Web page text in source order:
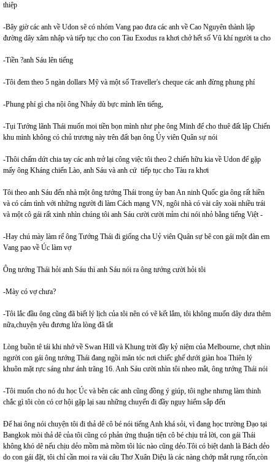
thiệp
-Bây giờ các anh về Udon sẽ có nhóm Vang pao đưa các anh về Cao Nguyên thành lập
đường dây xâm nhập và tiếp tục cho con Tàu Exodus ra khơi chở hết số Vũ khí người ta cho
-Tiền ?anh Sáu lên tiếng
-Tôi đem theo 5 ngàn dollars Mỹ và một số Traveller's cheque các anh đừng phung phí
-Phung phí gì cha nội ông Nhảy dù bực mình lên tiếng,
-Tụi Tướng lãnh Thái muốn moi tiền bọn mình như phe ông Minh để cho thuê đất lập Chiến
khu mình không có chủ trương này trên đất bạn ông Ủy viên Quân sự nói
-Thôi chấm dứt chia tay các anh trở lại công việc tôi theo 2 chiến hữu kia về Udon để gặp
mấy ông Kháng chiến Lào, anh Sáu và anh cứ tiếp tục cho Tàu ra khơi
Tôi theo anh Sáu đến nhà một ông tướng Thái trong ủy ban An ninh Quốc gia ông rất hiền
và có cảm tình với những người đi làm Cách mạng VN, ngôi nhà có vài cây xoài nhiều trái
và một cô gái rất xinh nhìn chúng tôi anh Sáu cười cười mỉm chi nói nhỏ bằng tiếng Việt -
-Hay chú mày làm rể ông Tướng Thái đi giống cha Uỷ viên Quân sự bê con gái một đàn em
Vang pao về Úc làm vợ
Ông tướng Thái hỏi anh Sáu thì anh Sáu nói ra ông tướng cười hỏi tôi
-Mày có vợ chưa?
-Tôi lắc đầu ông cũng đã biết lý lịch của tôi nên có vẽ kết lắm, tôi không muốn dây dưa thêm
nữa,chuyện yêu đương lửa lòng đã tắt
Lòng buồn tê tái khi nhớ về Swan Hill và Khung trời đầy kỷ niệm của Melbourne, chợt nhìn
người con gái ông tướng Thái đang ngồi măn tóc nơi chiếc ghế dưới giàn hoa Thiên lý
khuôn mặt rực sáng như ánh trăng 16. Anh Sáu cười nhìn tôi nheo mắt, ông tướng Thái nói
-Tôi muốn cho nó du học Úc và bên các anh cũng đồng ý giúp, tôi nghe nhưng làm thinh
chắc gì tôi còn có cơ hội gặp lại sau những chuyến đi đầy nguy hiểm sắp đến
Để hai ông nói chuyện tôi đi thả dê cô bé nói tiếng Anh khá sỏi, vì đang học trường Đạo tại
Bangkok mòi thả dê của tôi cũng có phản ứng thuận tiện cô bé chịu trả lời, con gái Thái
không khó dê nếu chịu dẻo mồm mà mồm tôi lúc nào cũng dẻo.Tôi có biệt danh là Bách dẻo
do con gái đặt, tôi chỉ cần moi ra vài câu Thơ Xuân Diệu là các nàng chớp mắt rụng rốn,còn